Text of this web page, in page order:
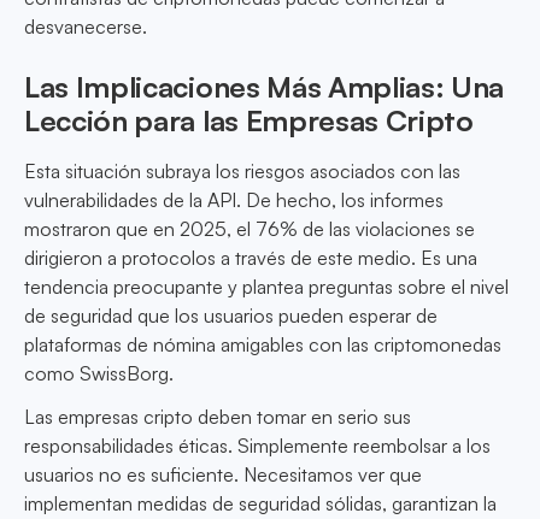
desvanecerse.
Las Implicaciones Más Amplias: Una
Lección para las Empresas Cripto
Esta situación subraya los riesgos asociados con las
vulnerabilidades de la API. De hecho, los informes
mostraron que en 2025, el 76% de las violaciones se
dirigieron a protocolos a través de este medio. Es una
tendencia preocupante y plantea preguntas sobre el nivel
de seguridad que los usuarios pueden esperar de
plataformas de nómina amigables con las criptomonedas
como SwissBorg.
Las empresas cripto deben tomar en serio sus
responsabilidades éticas. Simplemente reembolsar a los
usuarios no es suficiente. Necesitamos ver que
implementan medidas de seguridad sólidas, garantizan la